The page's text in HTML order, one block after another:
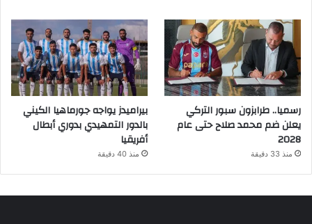
رسميا.. طرابزون سبور التركي
يعلن ضم محمد صلاح حتى عام
2028
منذ 33 دقيقة
بيراميدز يواجه جورماهيا الكيني
بالدور التمهيدي بدوري أبطال
أفريقيا
منذ 40 دقيقة